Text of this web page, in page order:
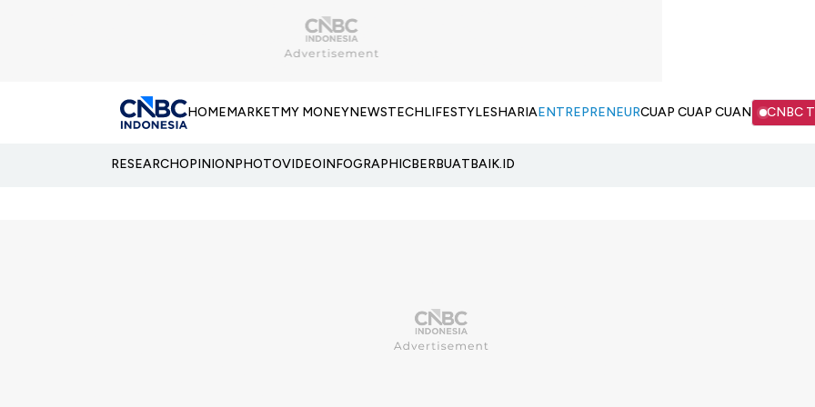
HOMEMARKETMY MONEYNEWSTECHLIFESTYLESHARIAENTREPRENEURCUAP CUAP CUAN CNBC
RESEARCHOPINIONPHOTOVIDEOINFOGRAPHICBERBUATBAIK.ID